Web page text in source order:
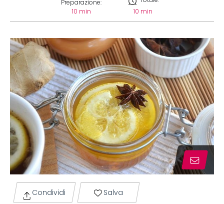
Preparazione:
10 min
10 min
Condividi Salva